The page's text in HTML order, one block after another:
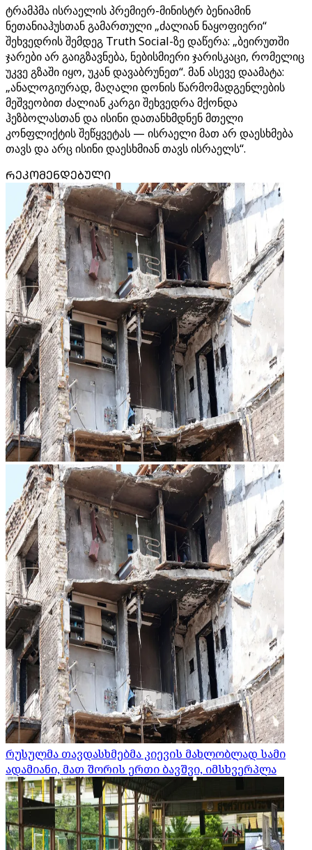
ტრამპმა ისრაელის პრემიერ-მინისტრ ბენიამინ
ნეთანიაჰუსთან გამართული „ძალიან ნაყოფიერი“
შეხვედრის შემდეგ Truth Social-ზე დაწერა: „ბეირუთში
ჯარები არ გაიგზავნება, ნებისმიერი ჯარისკაცი, რომელიც
უკვე გზაში იყო, უკან დავაბრუნეთ“. მან ასევე დაამატა:
„ანალოგიურად, მაღალი დონის წარმომადგენლების
მეშვეობით ძალიან კარგი შეხვედრა მქონდა
ჰეზბოლასთან და ისინი დათანხმდნენ მთელი
კონფლიქტის შეწყვეტას — ისრაელი მათ არ დაესხმება
თავს და არც ისინი დაესხმიან თავს ისრაელს“.
ᲠᲔᲙᲝᲛᲔᲜᲓᲔᲑᲣᲚᲘ
რუსულმა თავდასხმებმა კიევის მახლობლად სამი
ადამიანი, მათ შორის ერთი ბავშვი, იმსხვერპლა